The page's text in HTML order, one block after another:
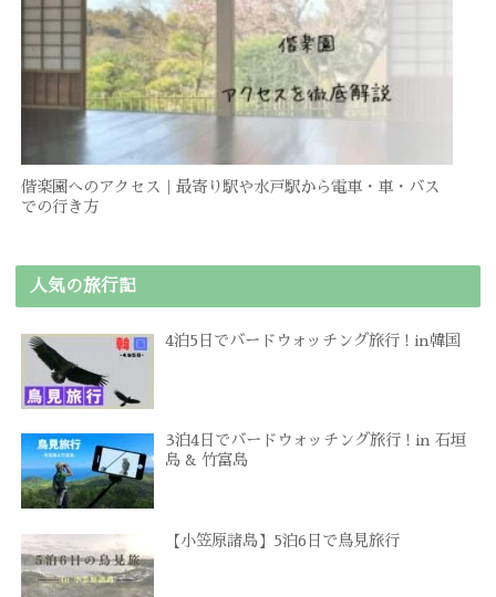
偕楽園へのアクセス｜最寄り駅や水戸駅から電車・車・バス
での行き方
人気の旅行記
4泊5日でバードウォッチング旅行 ! in韓国
3泊4日でバードウォッチング旅行 ! in 石垣
島 & 竹富島
【小笠原諸島】5泊6日で鳥見旅行